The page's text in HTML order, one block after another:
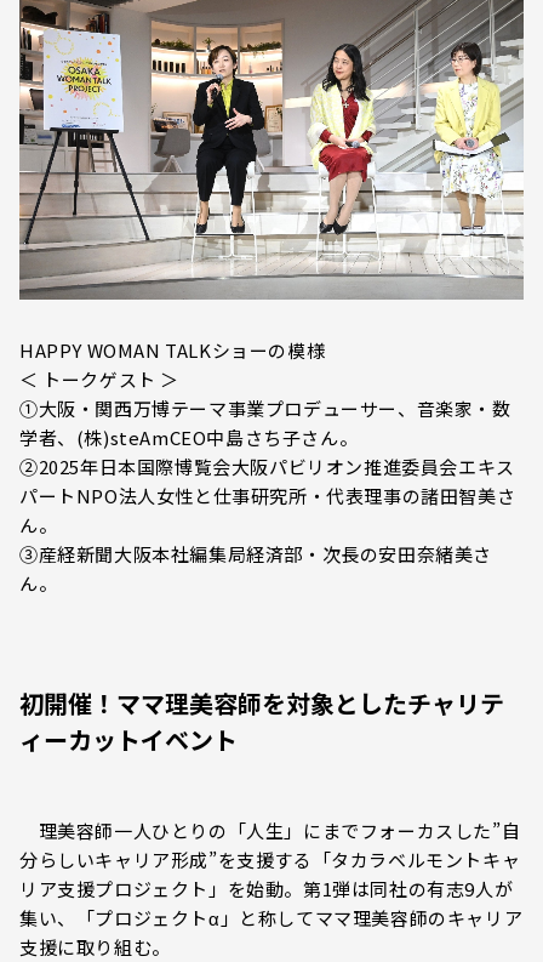
HAPPY WOMAN TALKショーの模様
＜ トークゲスト ＞
①大阪・関西万博テーマ事業プロデューサー、音楽家・数
学者、(株)steAmCEO中島さち子さん。
②2025年日本国際博覧会大阪パビリオン推進委員会エキス
パートNPO法人女性と仕事研究所・代表理事の諸田智美さ
ん。
③産経新聞大阪本社編集局経済部・次長の安田奈緒美さ
ん。
初開催！ママ理美容師を対象としたチャリテ
ィーカットイベント
理美容師一人ひとりの「人生」にまでフォーカスした”自
分らしいキャリア形成”を支援する「タカラベルモントキャ
リア支援プロジェクト」を始動。第1弾は同社の有志9人が
集い、「プロジェクトα」と称してママ理美容師のキャリア
支援に取り組む。